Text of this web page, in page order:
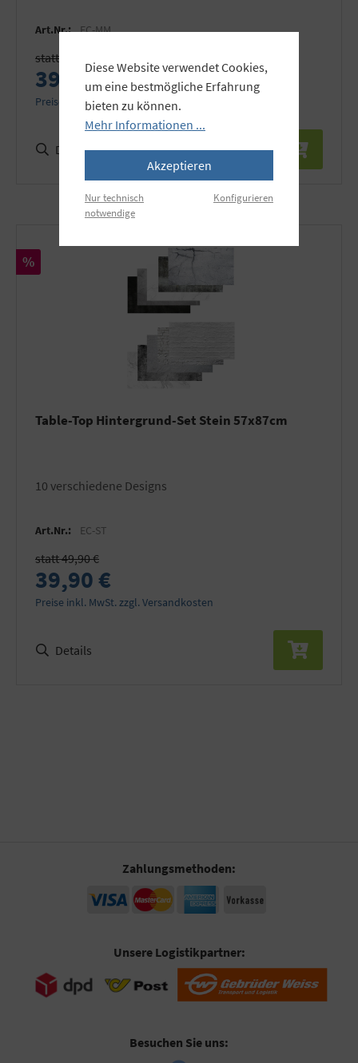
Art.Nr.: EC-MM
statt 49,90 €
39,90 €
Preise inkl. MwSt. zzgl. Versandkosten
Details
Rabatt
%
Table-Top Hintergrund-Set Stein 57x87cm
10 verschiedene Designs
Art.Nr.: EC-ST
statt 49,90 €
39,90 €
Preise inkl. MwSt. zzgl. Versandkosten
Details
Zahlungsmethoden:
Unsere Logistikpartner:
Besuchen Sie uns:
Diese Website verwendet Cookies,
um eine bestmögliche Erfahrung
bieten zu können.
Mehr Informationen ...
Akzeptieren
Nur technisch
notwendige
Konfigurieren